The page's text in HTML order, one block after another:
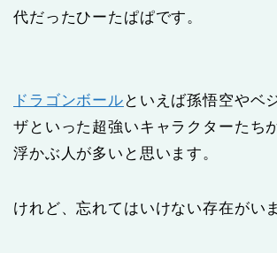
代だったひーたぱぱです。
ドラゴンボール といえば孫悟空やベ
ザといった超強いキャラクターたち
浮かぶ人が多いと思います。
けれど、忘れてはいけない存在がい